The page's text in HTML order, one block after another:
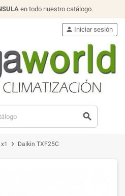
en todo nuestro catálogo.
search
person Iniciar sesión
chevron_right Daikin TXF25C